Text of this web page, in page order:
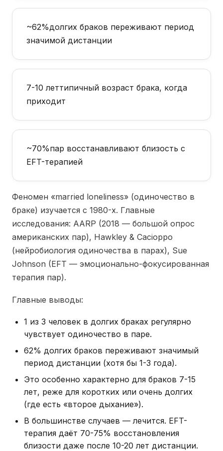
~62%долгих браков переживают период
значимой дистанции
7-10 леттипичный возраст брака, когда
приходит
~70%пар восстанавливают близость с
EFT-терапией
Феномен «married loneliness» (одиночество в
браке) изучается с 1980-х. Главные
исследования: AARP (2018 — большой опрос
американских пар), Hawkley & Cacioppo
(нейробиология одиночества в парах), Sue
Johnson (EFT — эмоционально-фокусированная
терапия пар).
Главные выводы:
1 из 3 человек в долгих браках регулярно
чувствует одиночество в паре.
62% долгих браков переживают значимый
период дистанции (хотя бы 1-3 года).
Это особенно характерно для браков 7-15
лет, реже для коротких или очень долгих
(где есть «второе дыхание»).
В большинстве случаев — лечится. EFT-
терапия даёт 70-75% восстановления
близости даже после 10-20 лет дистанции.